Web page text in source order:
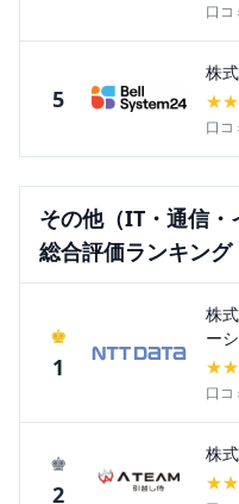
口コ
5
株
★★
口コ
その他（IT・通信・
総合評価ランキング
♚
1
株
ー
★★
口コ
♚
2
株
★★